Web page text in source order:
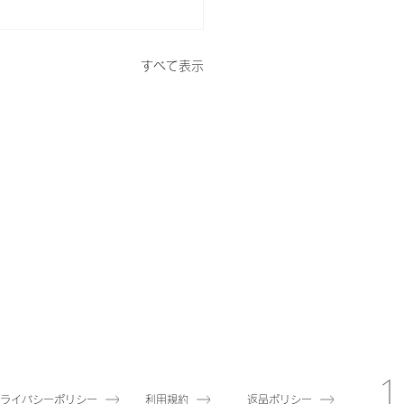
すべて表示
イバシーポリシー 利用規約 返品ポリシー